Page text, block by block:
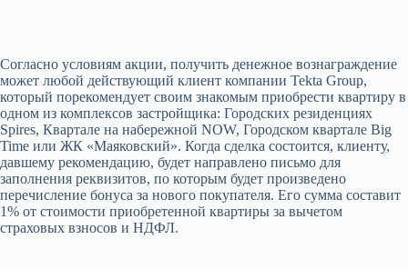
Согласно условиям акции, получить денежное вознаграждение
может любой действующий клиент компании Tekta Group,
который порекомендует своим знакомым приобрести квартиру в
одном из комплексов застройщика: Городских резиденциях
Spires, Квартале на набережной NOW, Городском квартале Big
Time или ЖК «Маяковский». Когда сделка состоится, клиенту,
давшему рекомендацию, будет направлено письмо для
заполнения реквизитов, по которым будет произведено
перечисление бонуса за нового покупателя. Его сумма составит
1% от стоимости приобретенной квартиры за вычетом
страховых взносов и НДФЛ.